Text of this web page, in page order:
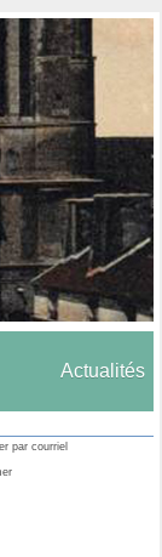
Actualités
par courriel